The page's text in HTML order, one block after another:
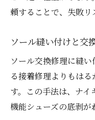
頼することで、失敗リ
ソール縫い付けと交
ソール交換修理に縫
る接着修理よりもは
す。この手法は、ナ
機能シューズの底剥が